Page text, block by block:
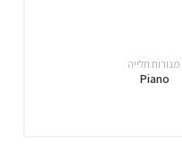
מנורות תלייה
Piano